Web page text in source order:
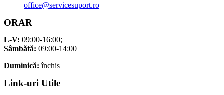
office@servicesuport.ro
ORAR
L-V: 09:00-16:00;
Sâmbătă: 09:00-14:00
Duminică: închis
Link-uri Utile